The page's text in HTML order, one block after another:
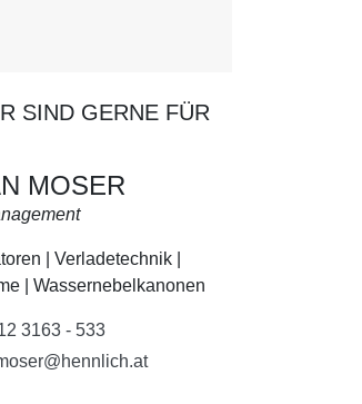
SIND GERNE FÜR
MOSER
| Verladetechnik |
| Wassernebelkanonen
3163 - 533